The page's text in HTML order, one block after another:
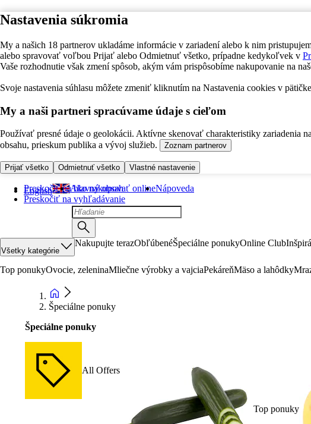
Nastavenia súkromia
My a našich 18 partnerov ukladáme informácie v zariadení alebo k nim
alebo spravovať voľbou Prijať alebo Odmietnuť všetko, prípadne kedykoľvek v
Vaše rozhodnutie však zmení spôsob, akým vám prispôsobíme nakupovanie na
Svoje nastavenia súhlasu môžete zmeniť kliknutím na Nastavenia cookies v
My a naši partneri spracúvame údaje s cieľom
Používať presné údaje o geolokácii. Aktívne skenovať charakteristiky zariadenia
obsahu, prieskum publika a vývoj služieb.
Zoznam partnerov
Prijať všetko Odmietnuť všetko Vlastné nastavenie
Preskočiť na hlavný obsah
Preskočiť na vyhľadávanie
English Ako nakupovať onlineNápoveda
Všetky kategórie
Nakupujte terazObľúbenéŠpeciálne ponukyOnline Club
Top ponukyOvocie, zeleninaMliečne výrobky a vajciaPekáreňMäso a lahôdky
Špeciálne ponuky
Špeciálne ponuky
All Offers
Top ponuky